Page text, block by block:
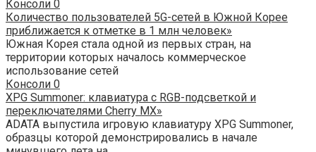
Консоли 0
Количество пользователей 5G-сетей в Южной Корее
приближается к отметке в 1 млн человек»
Южная Корея стала одной из первых стран, на
территории которых началось коммерческое
использование сетей
Консоли 0
XPG Summoner: клавиатура с RGB-подсветкой и
переключателями Cherry MX»
ADATA выпустила игровую клавиатуру XPG Summoner,
образцы которой демонстрировались в начале